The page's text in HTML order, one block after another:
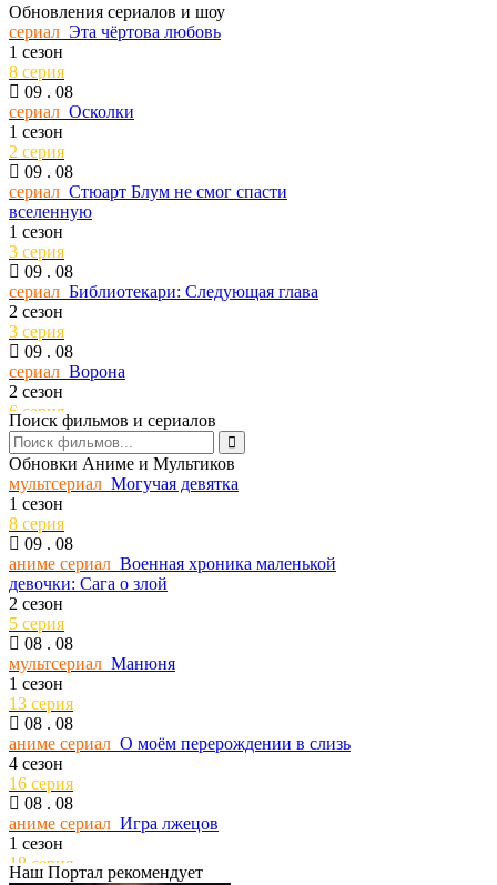
Обновления сериалов и шоу
сериал Эта чёртова любовь
1 сезон
8 серия
09 . 08
сериал Осколки
1 сезон
2 серия
09 . 08
сериал Стюарт Блум не смог спасти
вселенную
1 сезон
3 серия
09 . 08
сериал Библиотекари: Следующая глава
2 сезон
3 серия
09 . 08
сериал Ворона
2 сезон
6 серия
09 . 08
сериалЗвёздный путь: Странные новые
миры
4 сезон
3 серия
09 . 08
сериалКаштановый человечек
2 сезон
6 серия
09 . 08
сериалРассекреченные тайны с Дэвидом
Духовны
2 сезон
18 серия
08 . 08
сериалЧеболь против детектива
2 сезон
1 серия
08 . 08
сериалВеликолепная пятёрка
8 сезон
29 серия
08 . 08
Поиск фильмов и сериалов
Обновки Аниме и Мультиков
мультсериал Могучая девятка
1 сезон
8 серия
09 . 08
аниме сериал Военная хроника маленькой
девочки: Сага о злой
2 сезон
5 серия
08 . 08
мультсериал Манюня
1 сезон
13 серия
08 . 08
аниме сериал О моём перерождении в слизь
4 сезон
16 серия
08 . 08
аниме сериал Игра лжецов
1 сезон
18 серия
Наш Портал рекомендует